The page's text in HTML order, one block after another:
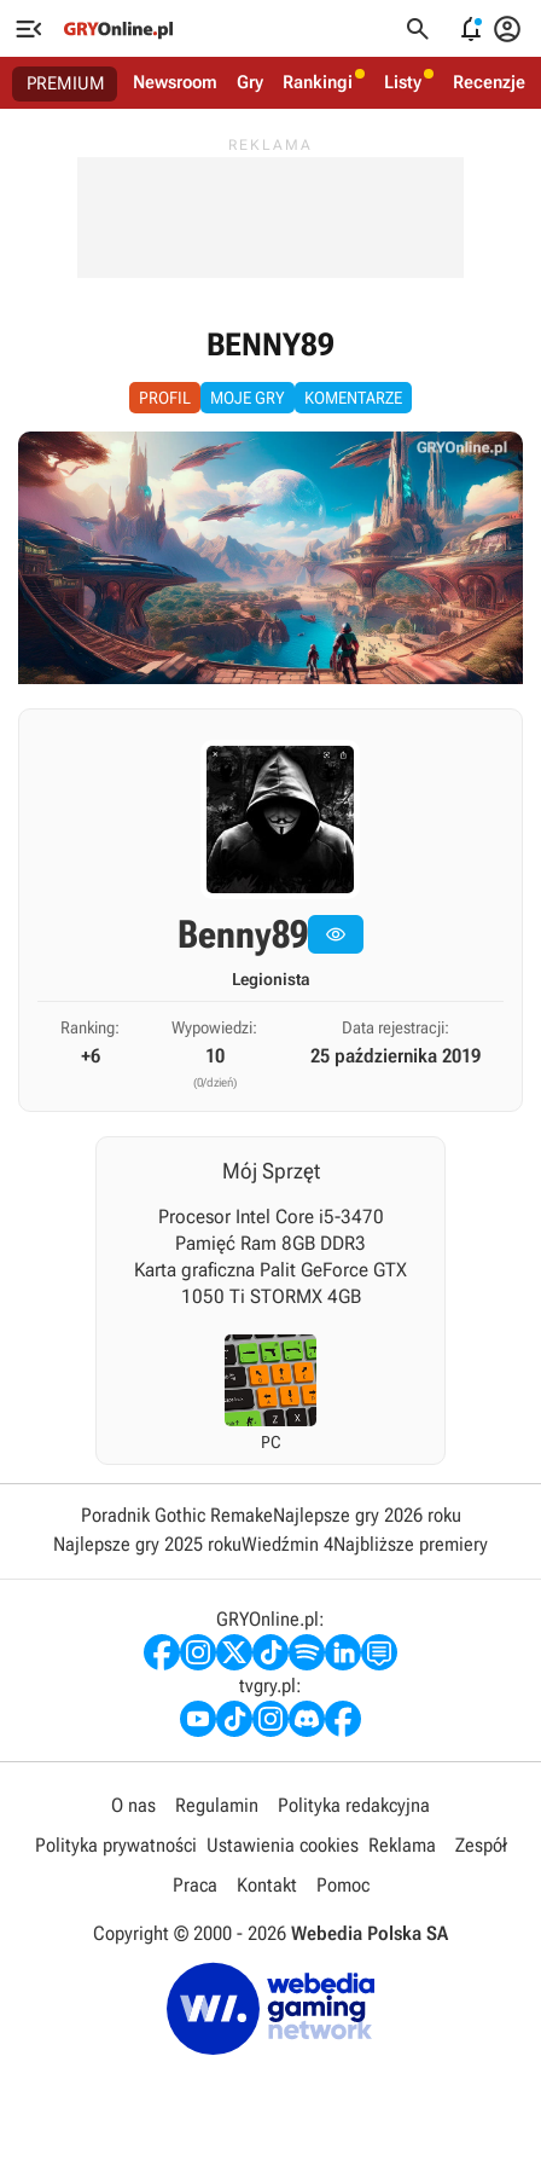
   
PREMIUM Newsroom Gry Rankingi Listy Recenzje
BENNY89
PROFIL MOJE GRY KOMENTARZE
Benny89 
Legionista
Ranking:
+6
Wypowiedzi:
10
(0/dzień)
Data rejestracji:
25 października 2019
Mój Sprzęt
Procesor Intel Core i5-3470
Pamięć Ram 8GB DDR3
Karta graficzna Palit GeForce GTX
1050 Ti STORMX 4GB
PC
Poradnik Gothic RemakeNajlepsze gry 2026 roku
Najlepsze gry 2025 rokuWiedźmin 4Najbliższe premiery
GRYOnline.pl:
tvgry.pl:
O nas Regulamin
Polityka redakcyjna
Polityka prywatności Ustawienia cookies Reklama
Zespół
Praca
Kontakt Pomoc
Copyright © 2000 - 2026 Webedia Polska SA